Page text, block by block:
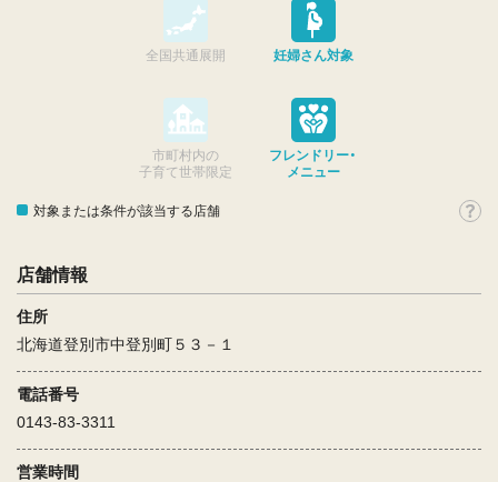
全国共通展開 妊婦さん対象
市町村内の
子育て世帯限定
フレンドリー・
メニュー
対象または条件が該当する店舗
店舗情報
住所
北海道登別市中登別町５３－１
電話番号
0143-83-3311
営業時間